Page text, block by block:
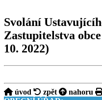
Svolání
Zastupitelstva
10. 2022)
úvod zpět nahoru